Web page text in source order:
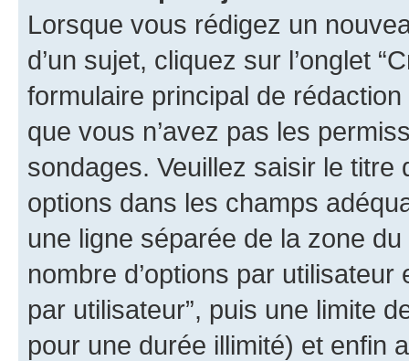
Lorsque vous rédigez un
d’un sujet, cliquez sur l’onglet
formulaire principal de
que vous n’avez pas les
sondages. Veuillez saisir le
options dans les champs
une ligne séparée de la zone
nombre d’options par
par utilisateur”, puis une limite
pour une durée illimité) et enfin